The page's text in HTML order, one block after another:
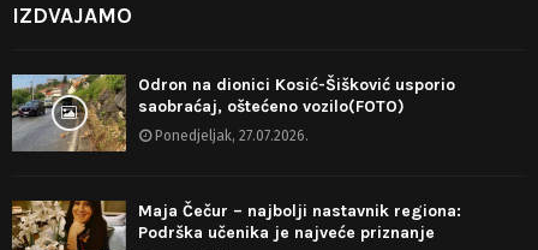
IZDVAJAMO
Odron na dionici Kosić-Šišković usporio
saobraćaj, oštećeno vozilo(FOTO)
Ponedjeljak, 27.07.2026.
Maja Čečur – najbolji nastavnik regiona:
Podrška učenika je najveće priznanje